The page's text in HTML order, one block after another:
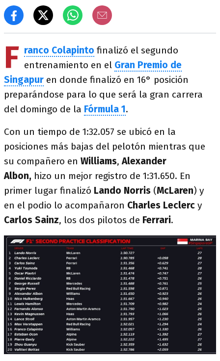
F ranco Colapinto finalizó el segundo
entrenamiento en el Gran Premio de
Singapur en donde finalizó en 16° posición
preparándose para lo que será la gran carrera
del domingo de la Fórmula 1.
Con un tiempo de 1:32.057 se ubicó en la
posiciones más bajas del pelotón mientras que
su compañero en Williams,Alexander
Albon, hizo un mejor registro de 1:31.650. En
primer lugar finalizó Lando Norris (McLaren) y
en el podio lo acompañaron Charles Leclerc y
Carlos Sainz, los dos pilotos de Ferrari.